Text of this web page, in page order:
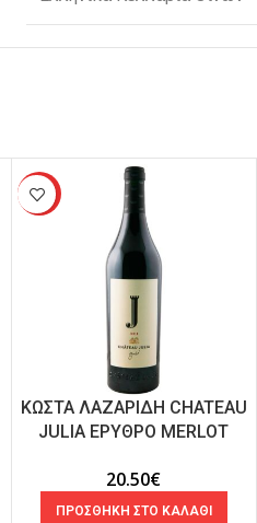
HOT
ΚΩΣΤΑ ΛΑΖΑΡΙΔΗ CHATEAU
JULIA ΕΡΥΘΡΟ MERLOT
20.50€
ΠΡΟΣΘΗΚΗ ΣΤΟ ΚΑΛΑΘΙ